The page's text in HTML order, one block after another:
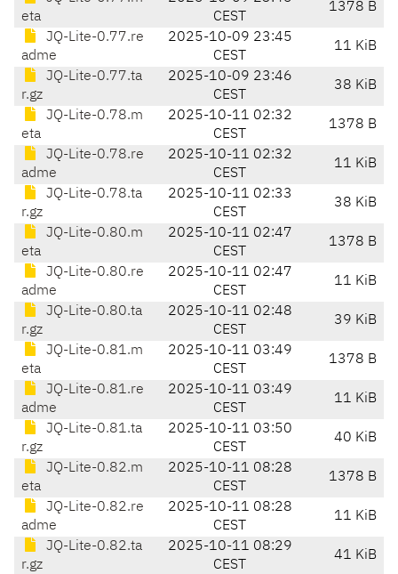
eta
CEST
1378 B
JQ-Lite-0.77.re
adme
2025-10-09 23:45
CEST
11 KiB
JQ-Lite-0.77.ta
r.gz
2025-10-09 23:46
CEST
38 KiB
JQ-Lite-0.78.m
eta
2025-10-11 02:32
CEST
1378 B
JQ-Lite-0.78.re
adme
2025-10-11 02:32
CEST
11 KiB
JQ-Lite-0.78.ta
r.gz
2025-10-11 02:33
CEST
38 KiB
JQ-Lite-0.80.m
eta
2025-10-11 02:47
CEST
1378 B
JQ-Lite-0.80.re
adme
2025-10-11 02:47
CEST
11 KiB
JQ-Lite-0.80.ta
r.gz
2025-10-11 02:48
CEST
39 KiB
JQ-Lite-0.81.m
eta
2025-10-11 03:49
CEST
1378 B
JQ-Lite-0.81.re
adme
2025-10-11 03:49
CEST
11 KiB
JQ-Lite-0.81.ta
r.gz
2025-10-11 03:50
CEST
40 KiB
JQ-Lite-0.82.m
eta
2025-10-11 08:28
CEST
1378 B
JQ-Lite-0.82.re
adme
2025-10-11 08:28
CEST
11 KiB
JQ-Lite-0.82.ta
r.gz
2025-10-11 08:29
CEST
41 KiB